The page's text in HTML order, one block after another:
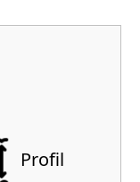
Profil